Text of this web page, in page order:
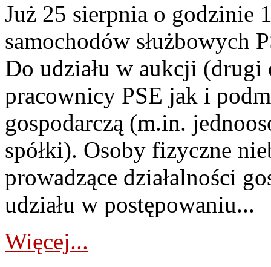
Już 25 sierpnia o godzinie
samochodów służbowych
Do udziału w aukcji (drugi
pracownicy PSE jak i
gospodarczą (m.in.
spółki). Osoby fizyczne
prowadzące działalności
udziału w postępowaniu...
Więcej...